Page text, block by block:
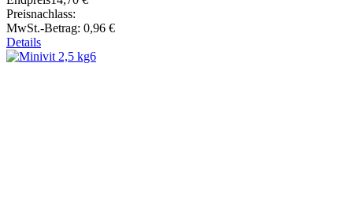
Preisnachlass:
MwSt.-Betrag: 0,96 €
Details